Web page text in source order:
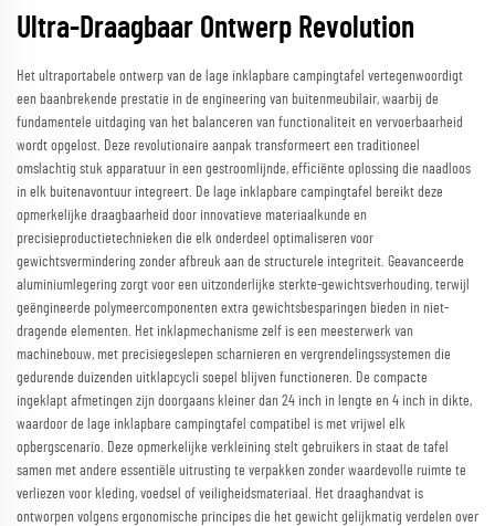
Ultra-Draagbaar Ontwerp Revolution
Het ultraportabele ontwerp van de lage inklapbare campingtafel vertegenwoordigt
een baanbrekende prestatie in de engineering van buitenmeubilair, waarbij de
fundamentele uitdaging van het balanceren van functionaliteit en vervoerbaarheid
wordt opgelost. Deze revolutionaire aanpak transformeert een traditioneel
omslachtig stuk apparatuur in een gestroomlijnde, efficiënte oplossing die naadloos
in elk buitenavontuur integreert. De lage inklapbare campingtafel bereikt deze
opmerkelijke draagbaarheid door innovatieve materiaalkunde en
precisieproductietechnieken die elk onderdeel optimaliseren voor
gewichtsvermindering zonder afbreuk aan de structurele integriteit. Geavanceerde
aluminiumlegering zorgt voor een uitzonderlijke sterkte-gewichtsverhouding, terwijl
geëngineerde polymeercomponenten extra gewichtsbesparingen bieden in niet-
dragende elementen. Het inklapmechanisme zelf is een meesterwerk van
machinebouw, met precisiegeslepen scharnieren en vergrendelingssystemen die
gedurende duizenden uitklapcycli soepel blijven functioneren. De compacte
ingeklapt afmetingen zijn doorgaans kleiner dan 24 inch in lengte en 4 inch in dikte,
waardoor de lage inklapbare campingtafel compatibel is met vrijwel elk
opbergscenario. Deze opmerkelijke verkleining stelt gebruikers in staat de tafel
samen met andere essentiële uitrusting te verpakken zonder waardevolle ruimte te
verliezen voor kleding, voedsel of veiligheidsmateriaal. Het draaghandvat is
ontworpen volgens ergonomische principes die het gewicht gelijkmatig verdelen over